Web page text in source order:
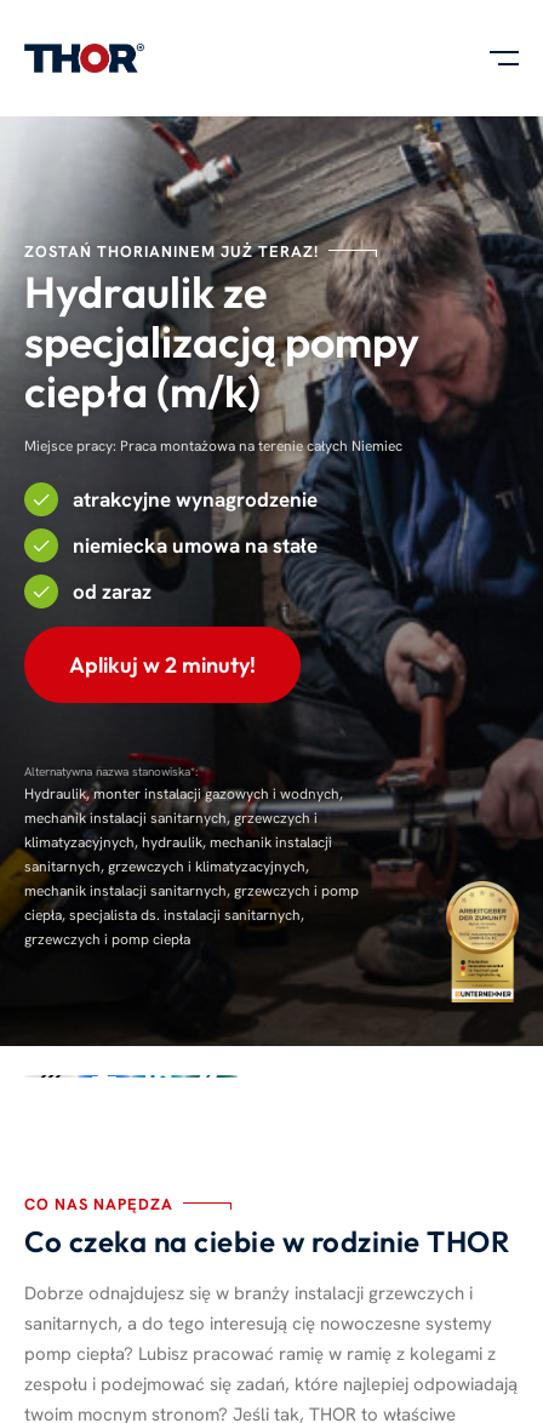
ZOSTAŃ THORIANINEM JUŻ TERAZ!
Hydraulik ze
specjalizacją pompy
ciepła (m/k)
Miejsce pracy: Praca montażowa na terenie całych Niemiec
atrakcyjne wynagrodzenie
niemiecka umowa na stałe
od zaraz
Aplikuj w 2 minuty!
Alternatywna nazwa stanowiska*:
Hydraulik, monter instalacji gazowych i wodnych,
mechanik instalacji sanitarnych, grzewczych i
klimatyzacyjnych, hydraulik, mechanik instalacji
sanitarnych, grzewczych i klimatyzacyjnych,
mechanik instalacji sanitarnych, grzewczych i pomp
ciepła, specjalista ds. instalacji sanitarnych,
grzewczych i pomp ciepła
CO NAS NAPĘDZA
Co czeka na ciebie w rodzinie THOR
Dobrze odnajdujesz się w branży instalacji grzewczych i
sanitarnych, a do tego interesują cię nowoczesne systemy
pomp ciepła? Lubisz pracować ramię w ramię z kolegami z
zespołu i podejmować się zadań, które najlepiej odpowiadają
twoim mocnym stronom? Jeśli tak, THOR to właściwe